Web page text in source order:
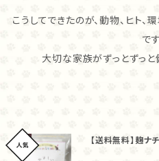
こうしてできたのが、動物、ヒト、
です
大切な家族がずっとずっと
【送料無料】麹ナ